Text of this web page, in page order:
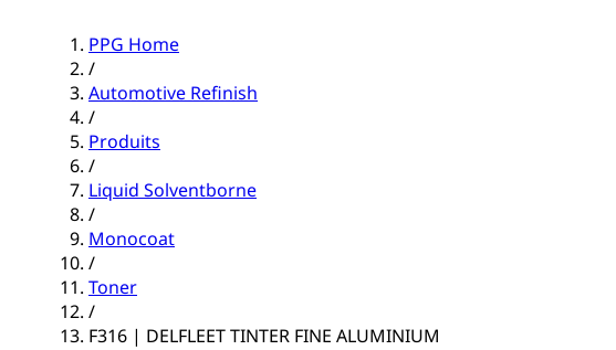
PPG Home
/
Automotive Refinish
/
Produits
/
Liquid Solventborne
/
Monocoat
/
Toner
/
F316 | DELFLEET TINTER FINE ALUMINIUM